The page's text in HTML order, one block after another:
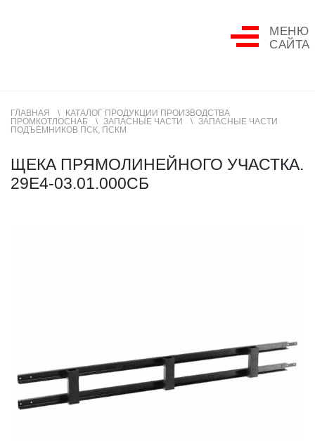
МЕНЮ
САЙТА
ГЛАВНАЯ
КАТАЛОГ ПРОДУКЦИИ ПРОИЗВОДСТВА
ПРОМКОТЛОСНАБ
ЗАПАСНЫЕ ЧАСТИ
ЗАПАСНЫЕ ЧАСТИ
ПОДЪЕМНИКОВ ПСК, ПСКМ
ЩЕКА ПРЯМОЛИНЕЙНОГО УЧАСТКА.
29Е4-03.01.000СБ